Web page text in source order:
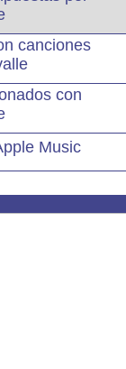
canciones
con
Music